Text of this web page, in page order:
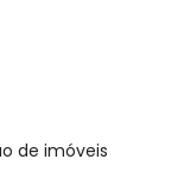
de imóveis